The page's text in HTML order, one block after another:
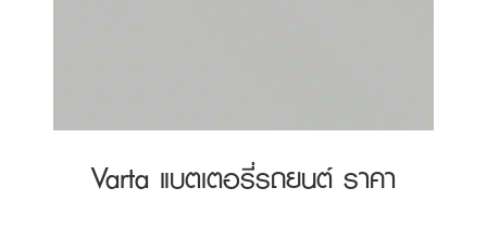
Varta แบตเตอรี่รถยนต์ ราคา